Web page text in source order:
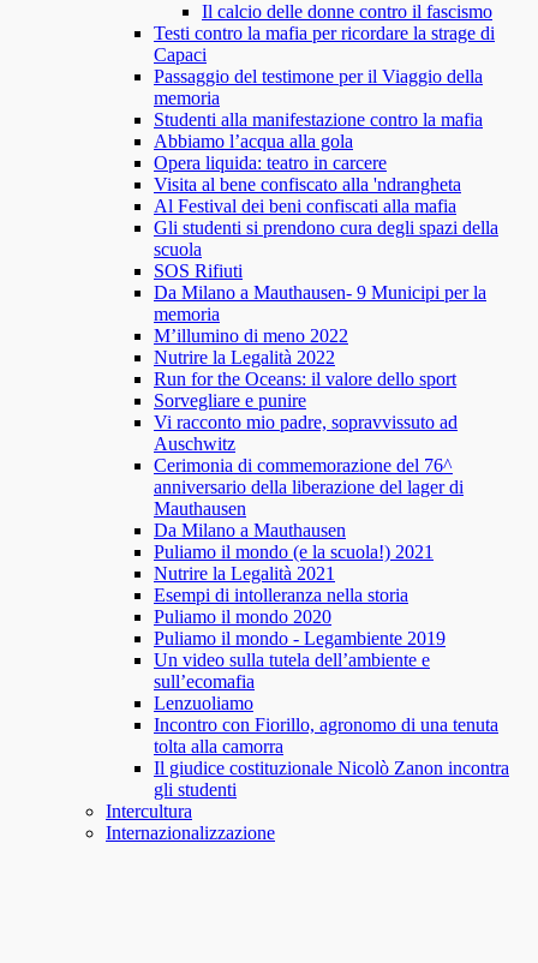
Il calcio delle donne contro il fascismo
Testi contro la mafia per ricordare la strage di
Capaci
Passaggio del testimone per il Viaggio della
memoria
Studenti alla manifestazione contro la mafia
Abbiamo l’acqua alla gola
Opera liquida: teatro in carcere
Visita al bene confiscato alla 'ndrangheta
Al Festival dei beni confiscati alla mafia
Gli studenti si prendono cura degli spazi della
scuola
SOS Rifiuti
Da Milano a Mauthausen- 9 Municipi per la
memoria
M’illumino di meno 2022
Nutrire la Legalità 2022
Run for the Oceans: il valore dello sport
Sorvegliare e punire
Vi racconto mio padre, sopravvissuto ad
Auschwitz
Cerimonia di commemorazione del 76^
anniversario della liberazione del lager di
Mauthausen
Da Milano a Mauthausen
Puliamo il mondo (e la scuola!) 2021
Nutrire la Legalità 2021
Esempi di intolleranza nella storia
Puliamo il mondo 2020
Puliamo il mondo - Legambiente 2019
Un video sulla tutela dell’ambiente e
sull’ecomafia
Lenzuoliamo
Incontro con Fiorillo, agronomo di una tenuta
tolta alla camorra
Il giudice costituzionale Nicolò Zanon incontra
gli studenti
Intercultura
Internazionalizzazione